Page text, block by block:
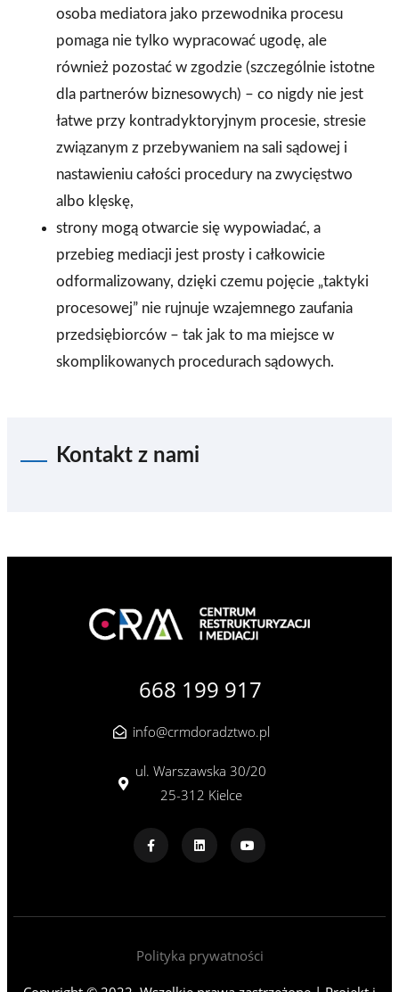
osoba mediatora jako przewodnika procesu
pomaga nie tylko wypracować ugodę, ale
również pozostać w zgodzie (szczególnie istotne
dla partnerów biznesowych) – co nigdy nie jest
łatwe przy kontradyktoryjnym procesie, stresie
związanym z przebywaniem na sali sądowej i
nastawieniu całości procedury na zwycięstwo
albo klęskę,
strony mogą otwarcie się wypowiadać, a
przebieg mediacji jest prosty i całkowicie
odformalizowany, dzięki czemu pojęcie „taktyki
procesowej” nie rujnuje wzajemnego zaufania
przedsiębiorców – tak jak to ma miejsce w
skomplikowanych procedurach sądowych.
Kontakt z nami
668 199 917
info@crmdoradztwo.pl
ul. Warszawska 30/20
25-312 Kielce
Polityka prywatności